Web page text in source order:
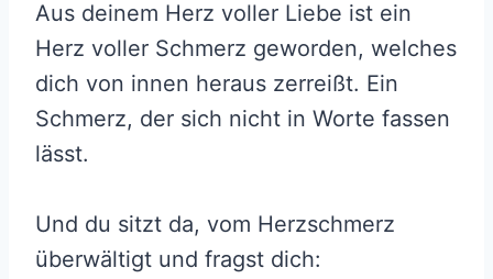
Aus deinem Herz voller Liebe ist ein
Herz voller Schmerz geworden, welches
dich von innen heraus zerreißt. Ein
Schmerz, der sich nicht in Worte fassen
lässt.
Und du sitzt da, vom Herzschmerz
überwältigt und fragst dich: